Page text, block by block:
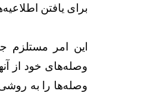
برای یافتن
این امر مستلزم
وصله‌های خود از
وصله‌ها را به